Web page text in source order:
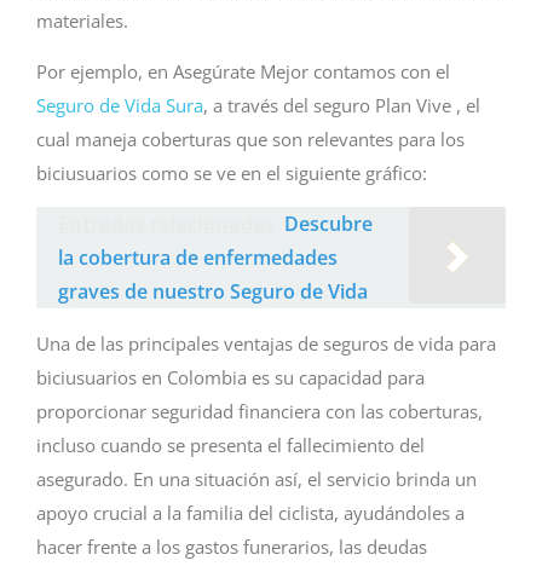
materiales.
Por ejemplo, en Asegúrate Mejor contamos con el
Seguro de Vida Sura, a través del seguro Plan Vive , el
cual maneja coberturas que son relevantes para los
biciusuarios como se ve en el siguiente gráfico:
Descubre
la cobertura de enfermedades
graves de nuestro Seguro de Vida
Una de las principales ventajas de seguros de vida para
biciusuarios en Colombia es su capacidad para
proporcionar seguridad financiera con las coberturas,
incluso cuando se presenta el fallecimiento del
asegurado. En una situación así, el servicio brinda un
apoyo crucial a la familia del ciclista, ayudándoles a
hacer frente a los gastos funerarios, las deudas